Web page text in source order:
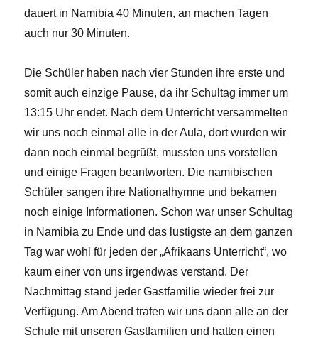
dauert in Namibia 40 Minuten, an machen Tagen
auch nur 30 Minuten.
Die Schüler haben nach vier Stunden ihre erste und
somit auch einzige Pause, da ihr Schultag immer um
13:15 Uhr endet. Nach dem Unterricht versammelten
wir uns noch einmal alle in der Aula, dort wurden wir
dann noch einmal begrüßt, mussten uns vorstellen
und einige Fragen beantworten. Die namibischen
Schüler sangen ihre Nationalhymne und bekamen
noch einige Informationen. Schon war unser Schultag
in Namibia zu Ende und das lustigste an dem ganzen
Tag war wohl für jeden der „Afrikaans Unterricht“, wo
kaum einer von uns irgendwas verstand. Der
Nachmittag stand jeder Gastfamilie wieder frei zur
Verfügung. Am Abend trafen wir uns dann alle an der
Schule mit unseren Gastfamilien und hatten einen